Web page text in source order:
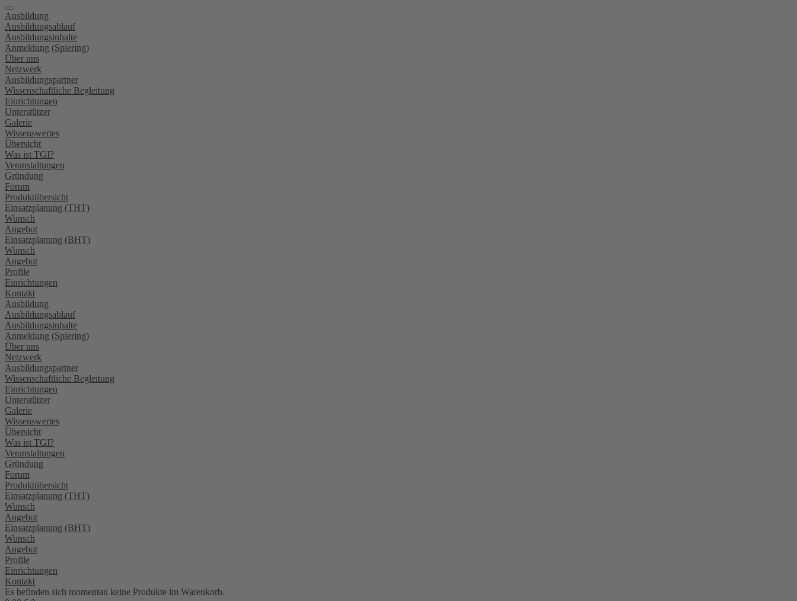
Ausbildung
Ausbildungsablauf
Ausbildungsinhalte
Anmeldung (Spiering)
Über uns
Netzwerk
Ausbildungspartner
Wissenschaftliche Begleitung
Einrichtungen
Unterstützer
Galerie
Wissenswertes
Übersicht
Was ist TGI?
Veranstaltungen
Gründung
Forum
Produktübersicht
Einsatzplanung (THT)
Wunsch
Angebot
Einsatzplanung (BHT)
Wunsch
Angebot
Profile
Einrichtungen
Kontakt
Ausbildung
Ausbildungsablauf
Ausbildungsinhalte
Anmeldung (Spiering)
Über uns
Netzwerk
Ausbildungspartner
Wissenschaftliche Begleitung
Einrichtungen
Unterstützer
Galerie
Wissenswertes
Übersicht
Was ist TGI?
Veranstaltungen
Gründung
Forum
Produktübersicht
Einsatzplanung (THT)
Wunsch
Angebot
Einsatzplanung (BHT)
Wunsch
Angebot
Profile
Einrichtungen
Kontakt
Es befinden sich momentan keine Produkte im Warenkorb.